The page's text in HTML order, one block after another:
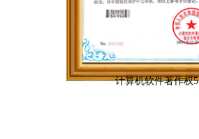
计算机软件著作权5